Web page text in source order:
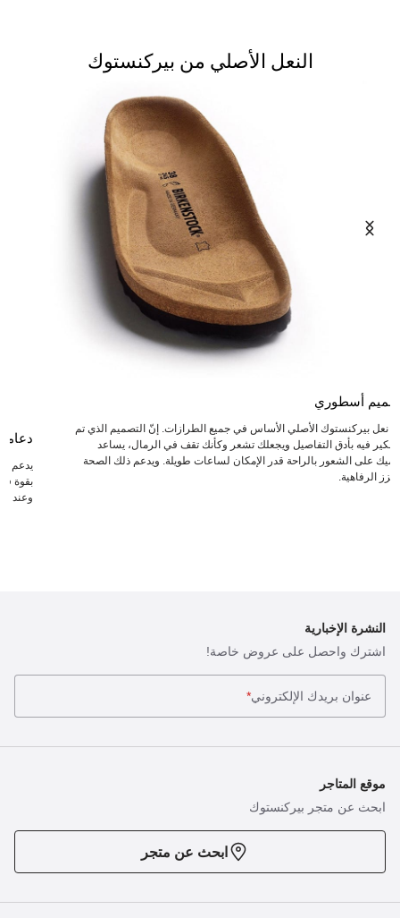
النعل الأصلي من بيركنستوك
أسطوري
نعل بيركنستوك الأصلي الأساس في جميع الطرازات. إنّ التصميم الذي تم
فيه بأدق التفاصيل ويجعلك تشعر وكأنك تقف في الرمال، يساعد
على الشعور بالراحة قدر الإمكان لساعات طويلة. ويدعم ذلك الصحة
الرفاهية.
يدعم
بقوة
وعند
النشرة الإخبارية
اشترك واحصل على عروض خاصة!
عنوان بريدك الإلكتروني*
موقع المتاجر
ابحث عن متجر بيركنستوك
ابحث عن متجر